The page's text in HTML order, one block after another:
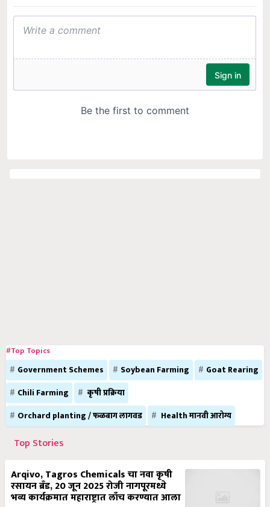
#Top Topics
Government Schemes Soybean Farming
Goat Rearing
Chili Farming
कृषी प्रक्रिया
Orchard planting / फळबाग लागवड
Health मानवी आरोग्य
Top Stories
Arqivo, Tagros Chemicals चा नवा कृषी
रसायन ब्रँड, 20 जून 2025 रोजी नागपूरमध्ये
भव्य कार्यक्रमात महाराष्ट्रात लाँच करण्यात आला